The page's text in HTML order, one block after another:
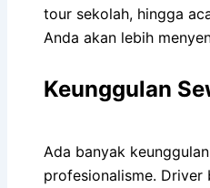
tour sekolah, hingga
Anda akan lebih
Keunggulan
Ada banyak
profesionalisme. Driver